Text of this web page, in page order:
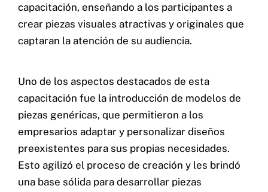
capacitación, enseñando a los participantes a
crear piezas visuales atractivas y originales que
captaran la atención de su audiencia.
Uno de los aspectos destacados de esta
capacitación fue la introducción de modelos de
piezas genéricas, que permitieron a los
empresarios adaptar y personalizar diseños
preexistentes para sus propias necesidades.
Esto agilizó el proceso de creación y les brindó
una base sólida para desarrollar piezas